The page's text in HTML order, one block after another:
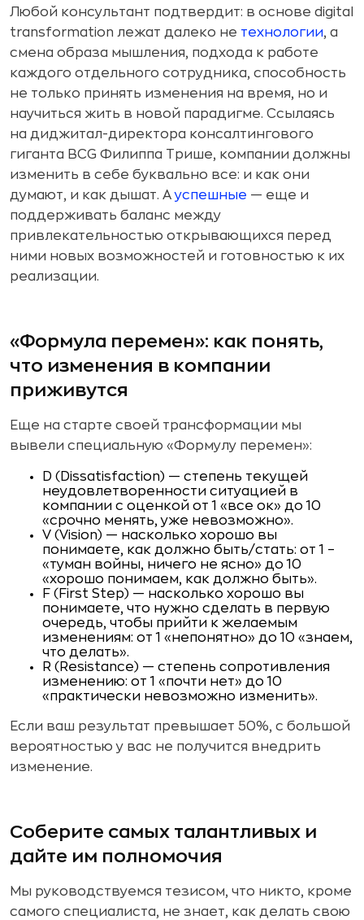
Любой консультант подтвердит: в основе digital
transformation лежат далеко не технологии, а
смена образа мышления, подхода к работе
каждого отдельного сотрудника, способность
не только принять изменения на время, но и
научиться жить в новой парадигме. Ссылаясь
на диджитал-директора консалтингового
гиганта BCG Филиппа Трише, компании должны
изменить в себе буквально все: и как они
думают, и как дышат. Ауспешные — еще и
поддерживать баланс между
привлекательностью открывающихся перед
ними новых возможностей и готовностью к их
реализации.
«Формула перемен»: как понять,
что изменения в компании
приживутся
Еще на старте своей трансформации мы
вывели специальную «Формулу перемен»:
D (Dissatisfaction) — степень текущей
неудовлетворенности ситуацией в
компании с оценкой от 1 «все ок» до 10
«срочно менять, уже невозможно».
V (Vision) — насколько хорошо вы
понимаете, как должно быть/стать: от 1 –
«туман войны, ничего не ясно» до 10
«хорошо понимаем, как должно быть».
F (First Step) — насколько хорошо вы
понимаете, что нужно сделать в первую
очередь, чтобы прийти к желаемым
изменениям: от 1 «непонятно» до 10 «знаем,
что делать».
R (Resistance) — степень сопротивления
изменению: от 1 «почти нет» до 10
«практически невозможно изменить».
Если ваш результат превышает 50%, с большой
вероятностью у вас не получится внедрить
изменение.
Соберите самых талантливых и
дайте им полномочия
Мы руководствуемся тезисом, что никто, кроме
самого специалиста, не знает, как делать свою